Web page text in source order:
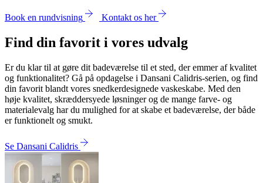
Book en rundvisning Kontakt os her
Find din favorit i vores udvalg
Er du klar til at gøre dit badeværelse til et sted, der emmer af kvalitet
og funktionalitet? Gå på opdagelse i Dansani Calidris-serien, og find
din favorit blandt vores snedkerdesignede vaskeskabe. Med den
høje kvalitet, skræddersyede løsninger og de mange farve- og
materialevalg har du mulighed for at skabe et badeværelse, der både
er funktionelt og smukt.
Se Dansani Calidris